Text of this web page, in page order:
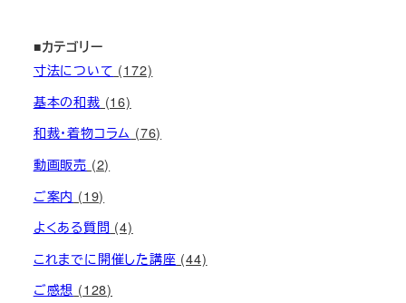
■カテゴリー
寸法について (172)
基本の和裁 (16)
和裁・着物コラム (76)
動画販売 (2)
ご案内 (19)
よくある質問 (4)
これまでに開催した講座 (44)
ご感想 (128)